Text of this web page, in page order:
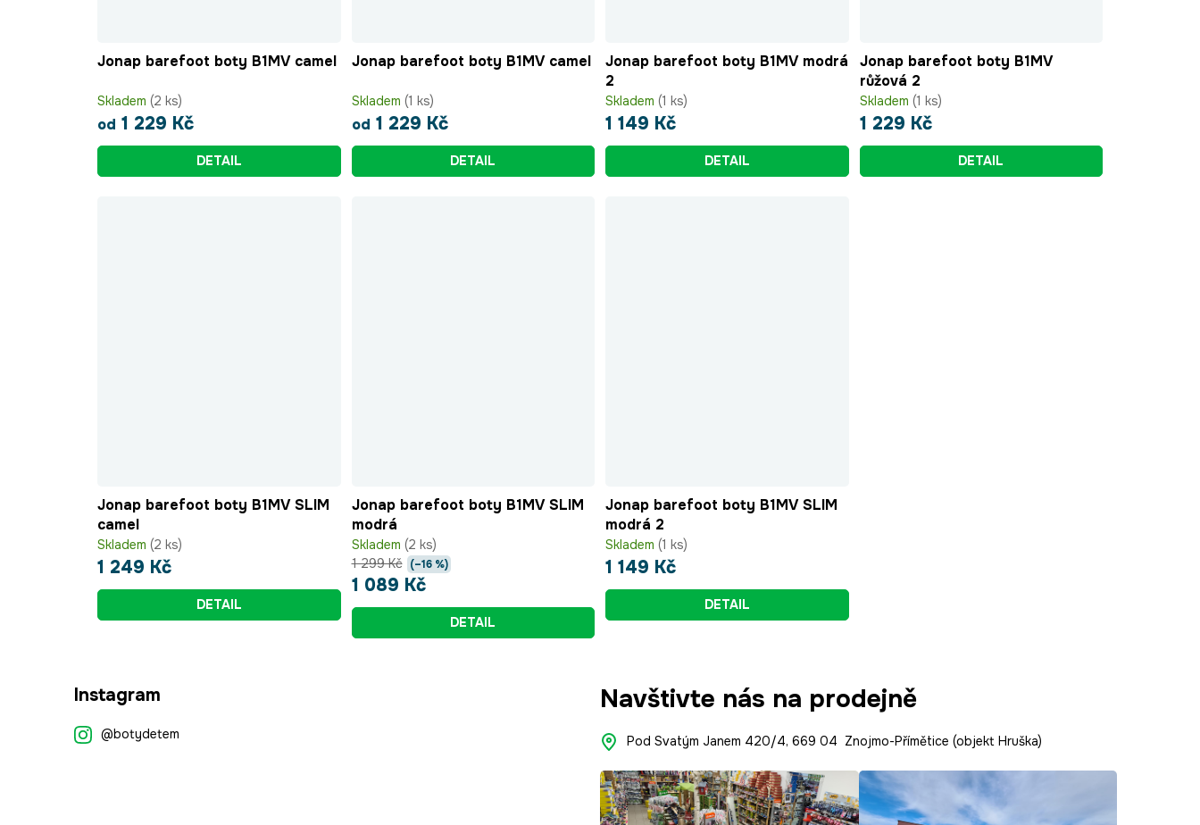
Jonap barefoot boty B1MV camel
Skladem (2 ks)
od 1 229 Kč
DETAIL
Jonap barefoot boty B1MV camel
Skladem (1 ks)
od 1 229 Kč
DETAIL
Jonap barefoot boty B1MV modrá
2
Skladem (1 ks)
1 149 Kč
DETAIL
Jonap barefoot boty B1MV
růžová 2
Skladem (1 ks)
1 229 Kč
DETAIL
Jonap barefoot boty B1MV SLIM
camel
Skladem (2 ks)
1 249 Kč
DETAIL
Jonap barefoot boty B1MV SLIM
modrá
Skladem (2 ks)
1 089 Kč
1 299 Kč (–16 %)
DETAIL
Jonap barefoot boty B1MV SLIM
modrá 2
Skladem (1 ks)
1 149 Kč
DETAIL
Instagram
@botydetem
Navštivte nás na prodejně
Pod Svatým Janem 420/4, 669 04 Znojmo-Přímětice (objekt Hruška)